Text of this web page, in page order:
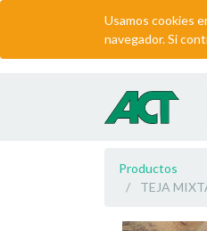
Usamos cookies
navegador. Si
Productos
TEJA